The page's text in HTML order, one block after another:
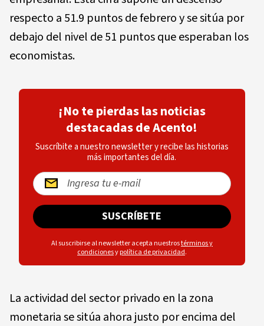
respecto a 51.9 puntos de febrero y se sitúa por
debajo del nivel de 51 puntos que esperaban los
economistas.
¡No te pierdas las noticias
destacadas de Acento!
Suscríbite a nuestro newsletter y recibe las historias
más importantes del día.
SUSCRÍBETE
Al suscribirse al newsletter acepta nuestrostérminos y
condicionesypolítica de privacidad.
La actividad del sector privado en la zona
monetaria se sitúa ahora justo por encima del